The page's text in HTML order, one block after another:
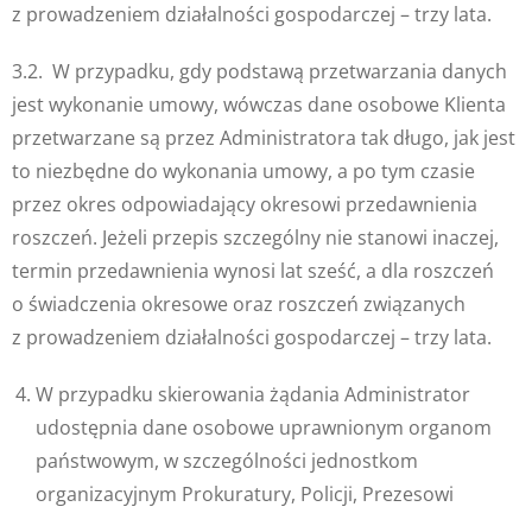
z prowadzeniem działalności gospodarczej – trzy lata.
3.2. W przypadku, gdy podstawą przetwarzania danych
jest wykonanie umowy, wówczas dane osobowe Klienta
przetwarzane są przez Administratora tak długo, jak jest
to niezbędne do wykonania umowy, a po tym czasie
przez okres odpowiadający okresowi przedawnienia
roszczeń. Jeżeli przepis szczególny nie stanowi inaczej,
termin przedawnienia wynosi lat sześć, a dla roszczeń
o świadczenia okresowe oraz roszczeń związanych
z prowadzeniem działalności gospodarczej – trzy lata.
W przypadku skierowania żądania Administrator
udostępnia dane osobowe uprawnionym organom
państwowym, w szczególności jednostkom
organizacyjnym Prokuratury, Policji, Prezesowi